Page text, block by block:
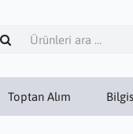
Toptan Alım